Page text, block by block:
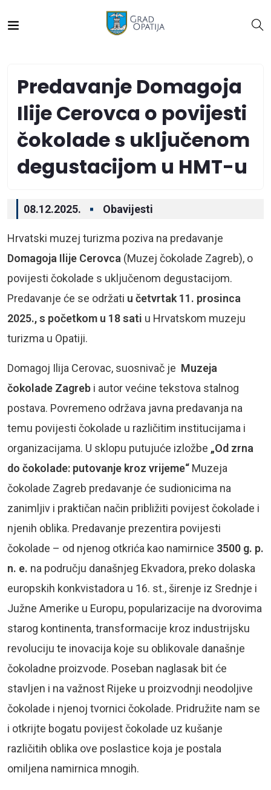
Predavanje Domagoja
Ilije Cerovca o povijesti
čokolade s uključenom
degustacijom u HMT-u
08.12.2025. Obavijesti
Hrvatski muzej turizma poziva na predavanje
Domagoja Ilije Cerovca (Muzej čokolade Zagreb), o
povijesti čokolade s uključenom degustacijom.
Predavanje će se održati u četvrtak 11. prosinca
2025., s početkom u 18 sati u Hrvatskom muzeju
turizma u Opatiji.
Domagoj Ilija Cerovac, suosnivač je Muzeja
čokolade Zagreb i autor većine tekstova stalnog
postava. Povremeno održava javna predavanja na
temu povijesti čokolade u različitim institucijama i
organizacijama. U sklopu putujuće izložbe „Od zrna
do čokolade: putovanje kroz vrijeme“ Muzeja
čokolade Zagreb predavanje će sudionicima na
zanimljiv i praktičan način približiti povijest čokolade i
njenih oblika. Predavanje prezentira povijesti
čokolade – od njenog otkrića kao namirnice 3500 g. p.
n. e. na području današnjeg Ekvadora, preko dolaska
europskih konkvistadora u 16. st., širenje iz Srednje i
Južne Amerike u Europu, popularizacije na dvorovima
starog kontinenta, transformacije kroz industrijsku
revoluciju te inovacija koje su oblikovale današnje
čokoladne proizvode. Poseban naglasak bit će
stavljen i na važnost Rijeke u proizvodnji neodoljive
čokolade i njenoj tvornici čokolade. Pridružite nam se
i otkrijte bogatu povijest čokolade uz kušanje
različitih oblika ove poslastice koja je postala
omiljena namirnica mnogih.